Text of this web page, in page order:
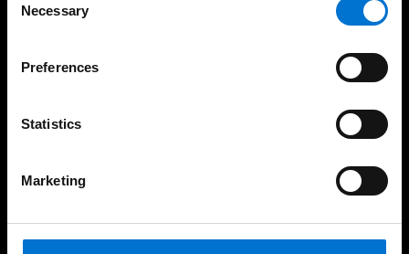
Selection
Necessary
Preferences
Statistics
Marketing
Cuidamos de nuestros clientes
demostrable en el tiempo
Aluminier TECHNAL cerca